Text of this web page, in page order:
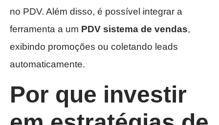
no PDV. Além disso, é possível integrar a
ferramenta a um PDV sistema de vendas,
exibindo promoções ou coletando leads
automaticamente.
Por que investir